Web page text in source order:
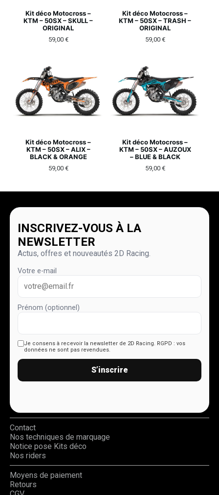
Kit déco Motocross –
KTM – 50SX – SKULL –
ORIGINAL
59,00 €
Kit déco Motocross –
KTM – 50SX – TRASH –
ORIGINAL
59,00 €
Kit déco Motocross –
KTM – 50SX – ALIX –
BLACK & ORANGE
59,00 €
Kit déco Motocross –
KTM – 50SX – AUZOUX
– BLUE & BLACK
59,00 €
INSCRIVEZ-VOUS À LA
NEWSLETTER
Actus, offres et nouveautés 2D Racing.
Votre e-mail
Prénom (optionnel)
Je consens à recevoir la newsletter de 2D Racing. RGPD : vos
données ne sont pas revendues.
S’inscrire
Contact
Nos techniques de marquage
Notice pose Kits déco
Nos riders
Moyens de paiement
Retours